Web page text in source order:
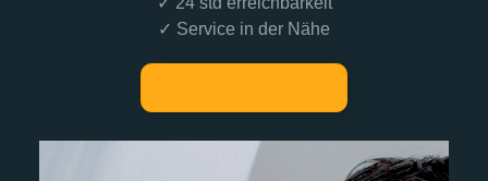
✓ Service in der Nähe